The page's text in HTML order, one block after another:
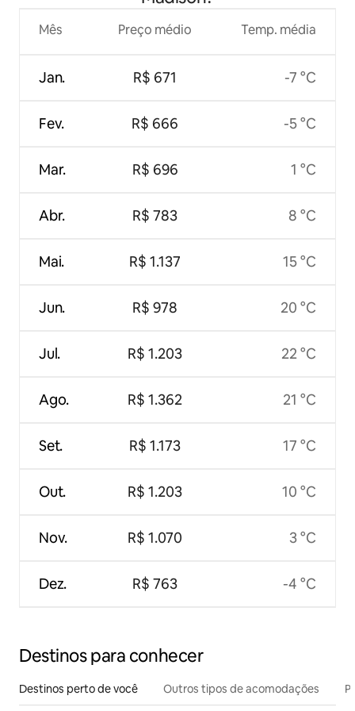
Mês
Jan.
Fev.
Mar.
Abr.
Mai.
Jun.
Jul.
Ago.
Set.
Out.
Nov.
Dez.
Preço médio
R$ 671
R$ 666
R$ 696
R$ 783
R$ 1.137
R$ 978
R$ 1.203
R$ 1.362
R$ 1.173
R$ 1.203
R$ 1.070
R$ 763
Temp. média
-7 °C
-5 °C
1 °C
8 °C
15 °C
20 °C
22 °C
21 °C
17 °C
10 °C
3 °C
-4 °C
Destinos para conhecer
Destinos perto de você Outros tipos de acomodações